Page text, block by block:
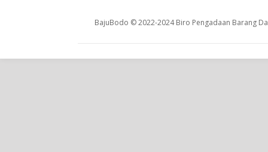
BajuBodo © 2022-2024 Biro Pengadaan Barang